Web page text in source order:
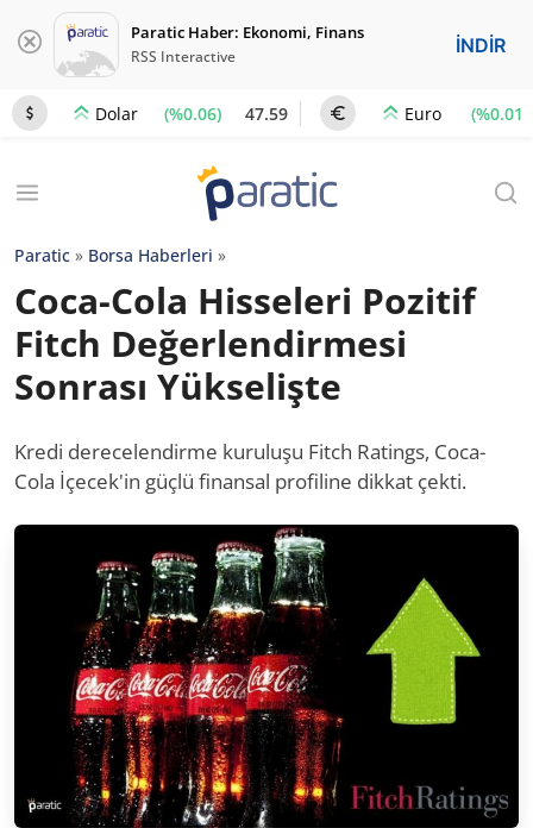
Paratic Haber: Ekonomi, Finans
RSS Interactive İNDİR
Dolar (%0.06) 47.59 Euro (%0.01)
Paratic » Borsa Haberleri »
Coca-Cola Hisseleri Pozitif
Fitch Değerlendirmesi
Sonrası Yükselişte
Kredi derecelendirme kuruluşu Fitch Ratings, Coca-
Cola İçecek'in güçlü finansal profiline dikkat çekti.